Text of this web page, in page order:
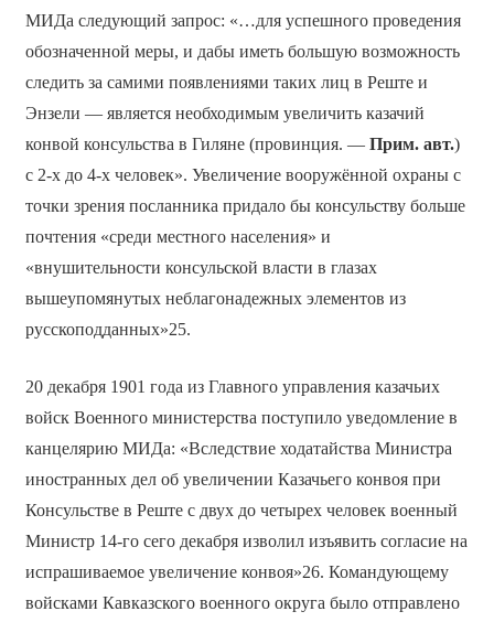
МИДа следующий запрос: «…для успешного проведения
обозначенной меры, и дабы иметь большую возможность
следить за самими появлениями таких лиц в Реште и
Энзели — является необходимым увеличить казачий
конвой консульства в Гиляне (провинция. — Прим. авт.)
с 2-х до 4-х человек». Увеличение вооружённой охраны с
точки зрения посланника придало бы консульству больше
почтения «среди местного населения» и
«внушительности консульской власти в глазах
вышеупомянутых неблагонадежных элементов из
русскоподданных»25.
20 декабря 1901 года из Главного управления казачьих
войск Военного министерства поступило уведомление в
канцелярию МИДа: «Вследствие ходатайства Министра
иностранных дел об увеличении Казачьего конвоя при
Консульстве в Реште с двух до четырех человек военный
Министр 14-го сего декабря изволил изъявить согласие на
испрашиваемое увеличение конвоя»26. Командующему
войсками Кавказского военного округа было отправлено